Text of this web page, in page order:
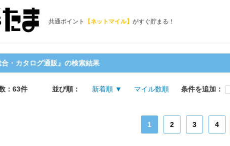
共通ポイント 【ネットマイル】 がすぐ貯まる！
合・カタログ通販』の検索結果
：63件 並び順： 新着順 ▼ マイル数順 条件を追加：
1 2 3 4